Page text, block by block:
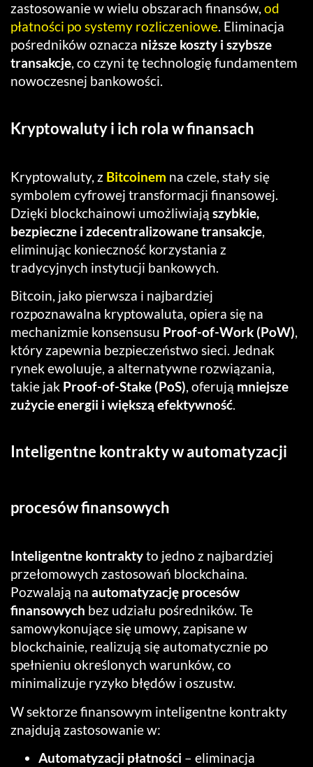
zastosowanie w wielu obszarach finansów, od
płatności po systemy rozliczeniowe. Eliminacja
pośredników oznacza niższe koszty i szybsze
transakcje, co czyni tę technologię fundamentem
nowoczesnej bankowości.
Kryptowaluty i ich rola w finansach
Kryptowaluty, z Bitcoinem na czele, stały się
symbolem cyfrowej transformacji finansowej.
Dzięki blockchainowi umożliwiają szybkie,
bezpieczne i zdecentralizowane transakcje,
eliminując konieczność korzystania z
tradycyjnych instytucji bankowych.
Bitcoin, jako pierwsza i najbardziej
rozpoznawalna kryptowaluta, opiera się na
mechanizmie konsensusu Proof-of-Work (PoW),
który zapewnia bezpieczeństwo sieci. Jednak
rynek ewoluuje, a alternatywne rozwiązania,
takie jak Proof-of-Stake (PoS), oferują mniejsze
zużycie energii i większą efektywność.
Inteligentne kontrakty w automatyzacji
procesów finansowych
Inteligentne kontraktyto jedno z najbardziej
przełomowych zastosowań blockchaina.
Pozwalają na automatyzację procesów
finansowych bez udziału pośredników. Te
samowykonujące się umowy, zapisane w
blockchainie, realizują się automatycznie po
spełnieniu określonych warunków, co
minimalizuje ryzyko błędów i oszustw.
W sektorze finansowym inteligentne kontrakty
znajdują zastosowanie w:
Automatyzacji płatności – eliminacja